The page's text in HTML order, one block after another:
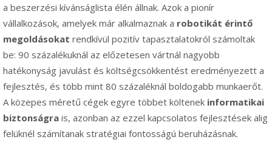
a beszerzési kívánságlista élén állnak. Azok a pionír
vállalkozások, amelyek már alkalmaznak a robotikát érintő
megoldásokat rendkívül pozitív tapasztalatokról számoltak
be: 90 százalékuknál az előzetesen vártnál nagyobb
hatékonyság javulást és költségcsökkentést eredményezett a
fejlesztés, és több mint 80 százaléknál boldogabb munkaerőt.
A közepes méretű cégek egyre többet költenek informatikai
biztonságra is, azonban az ezzel kapcsolatos fejlesztések alig
felüknél számítanak stratégiai fontosságú beruházásnak.